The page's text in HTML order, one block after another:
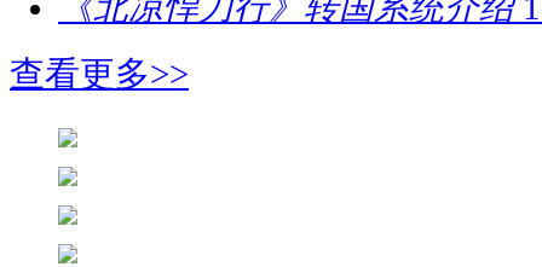
《北凉悍刀行》转国系统介绍
查看更多>>